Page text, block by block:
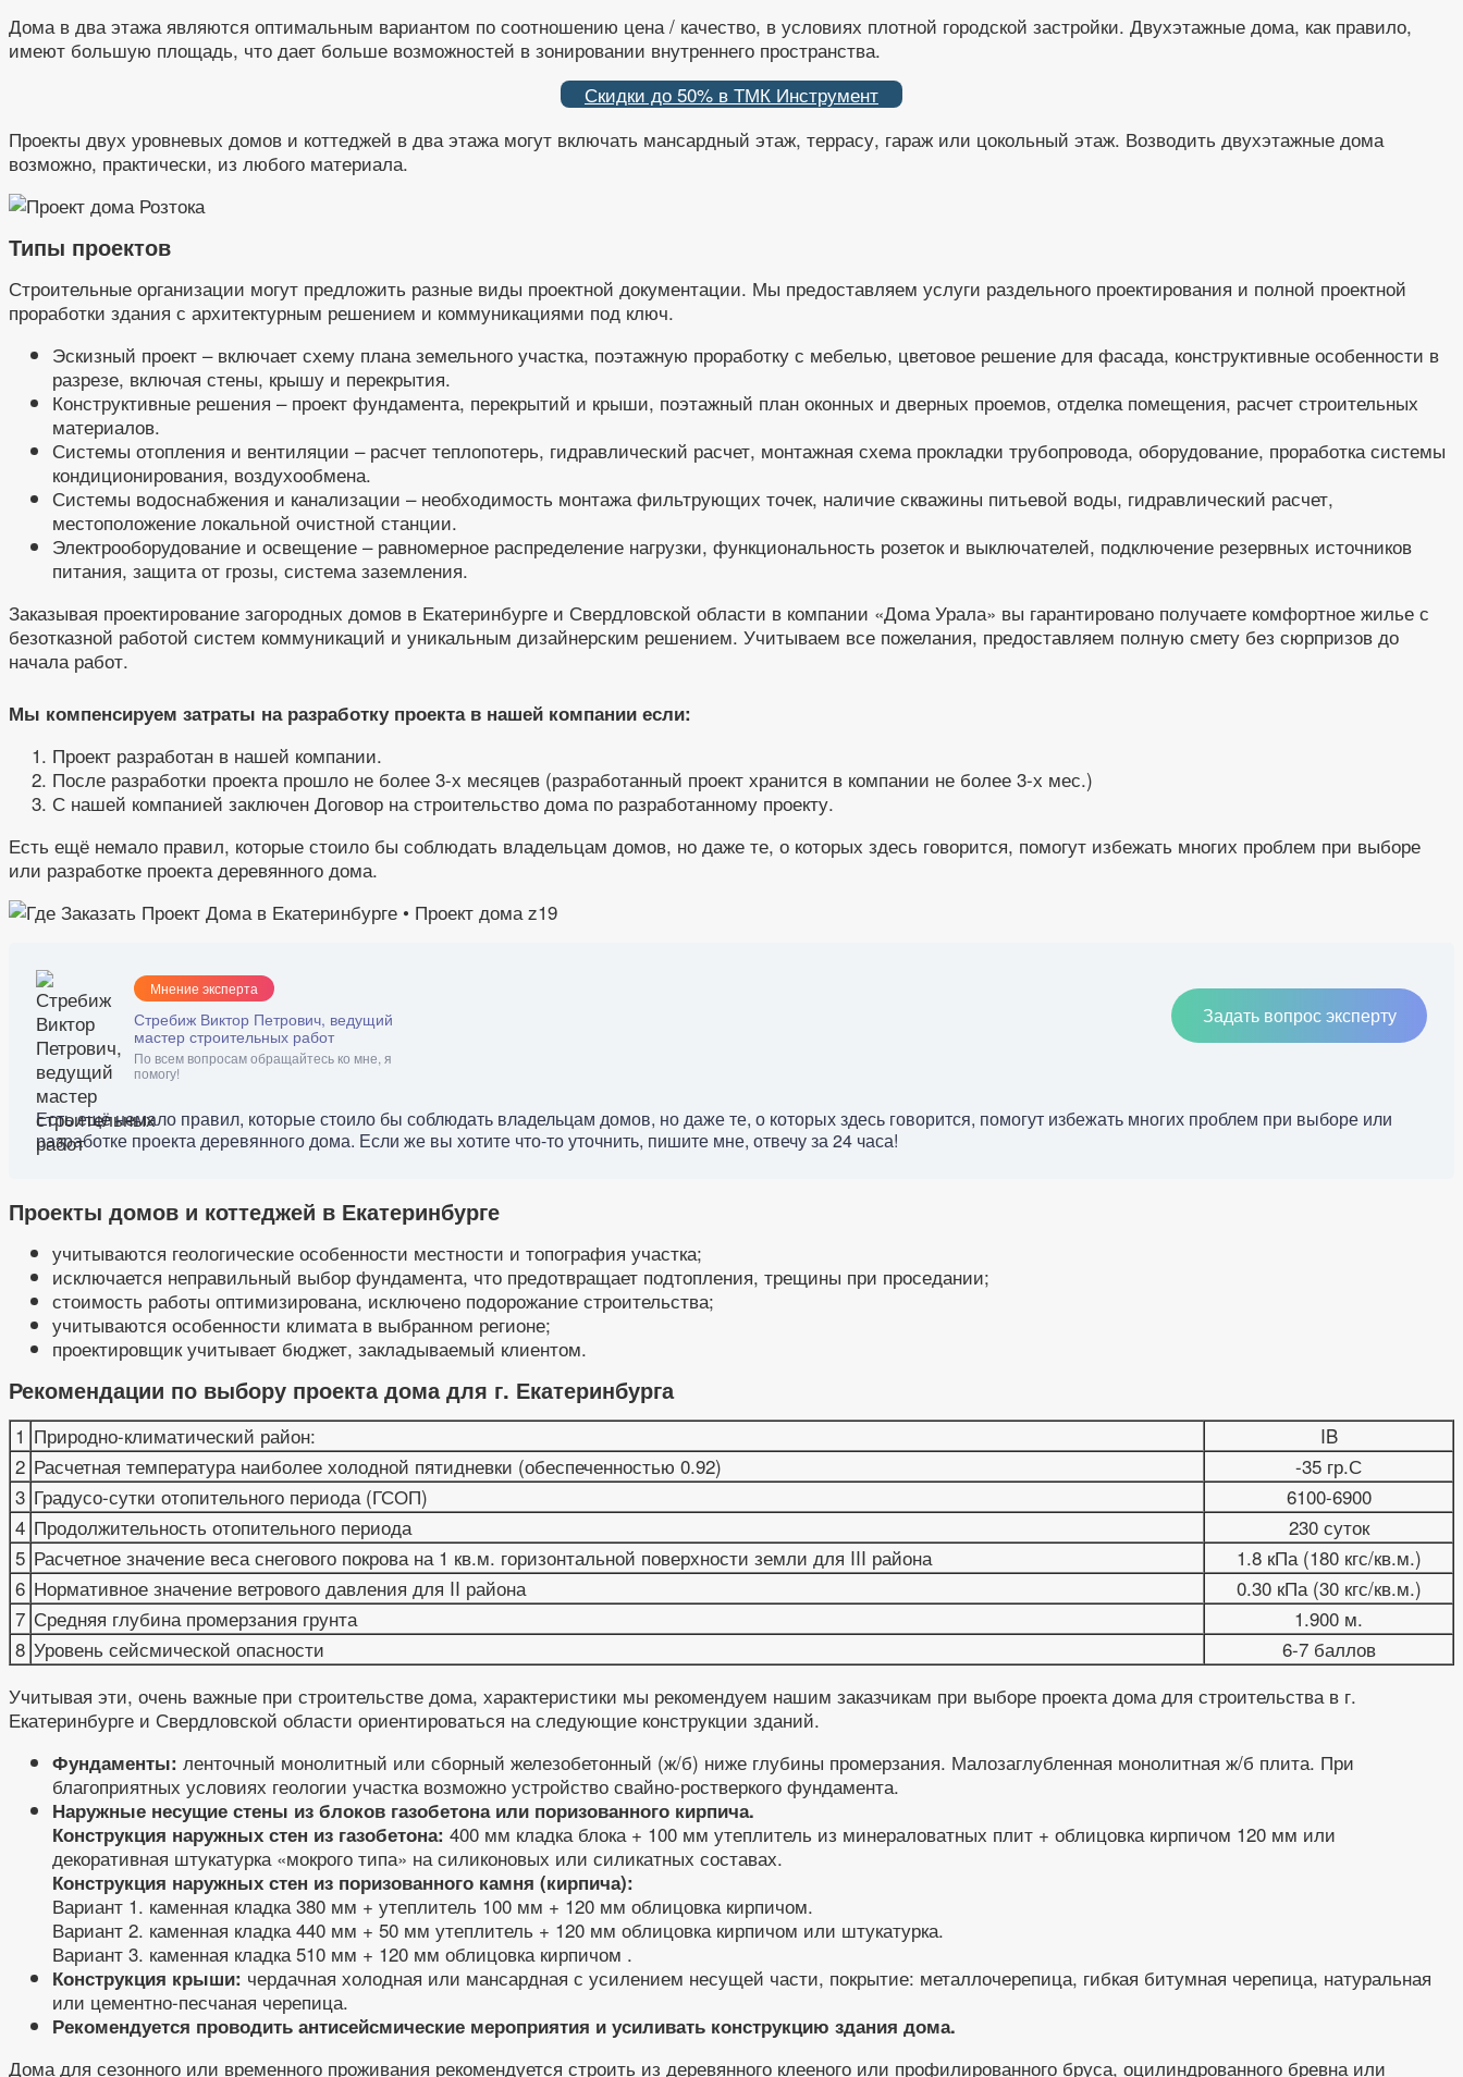
Дома в два этажа являются оптимальным вариантом по соотношению цена / качество, в условиях плотной городской застройки. Двухэтажные дома, как правило,
имеют большую площадь, что дает больше возможностей в зонировании внутреннего пространства.
Скидки до 50% в ТМК Инструмент
Проекты двух уровневых домов и коттеджей в два этажа могут включать мансардный этаж, террасу, гараж или цокольный этаж. Возводить двухэтажные дома
возможно, практически, из любого материала.
Типы проектов
Строительные организации могут предложить разные виды проектной документации. Мы предоставляем услуги раздельного проектирования и полной проектной
проработки здания с архитектурным решением и коммуникациями под ключ.
Эскизный проект – включает схему плана земельного участка, поэтажную проработку с мебелью, цветовое решение для фасада, конструктивные особенности в
разрезе, включая стены, крышу и перекрытия.
Конструктивные решения – проект фундамента, перекрытий и крыши, поэтажный план оконных и дверных проемов, отделка помещения, расчет строительных
материалов.
Системы отопления и вентиляции – расчет теплопотерь, гидравлический расчет, монтажная схема прокладки трубопровода, оборудование, проработка системы
кондиционирования, воздухообмена.
Системы водоснабжения и канализации – необходимость монтажа фильтрующих точек, наличие скважины питьевой воды, гидравлический расчет,
местоположение локальной очистной станции.
Электрооборудование и освещение – равномерное распределение нагрузки, функциональность розеток и выключателей, подключение резервных источников
питания, защита от грозы, система заземления.
Заказывая проектирование загородных домов в Екатеринбурге и Свердловской области в компании «Дома Урала» вы гарантировано получаете комфортное жилье с
безотказной работой систем коммуникаций и уникальным дизайнерским решением. Учитываем все пожелания, предоставляем полную смету без сюрпризов до
начала работ.
Мы компенсируем затраты на разработку проекта в нашей компании если:
Проект разработан в нашей компании.
После разработки проекта прошло не более 3-х месяцев (разработанный проект хранится в компании не более 3-х мес.)
С нашей компанией заключен Договор на строительство дома по разработанному проекту.
Есть ещё немало правил, которые стоило бы соблюдать владельцам домов, но даже те, о которых здесь говорится, помогут избежать многих проблем при выборе
или разработке проекта деревянного дома.
Мнение эксперта
Стребиж Виктор Петрович, ведущий
мастер строительных работ
По всем вопросам обращайтесь ко мне, я
помогу!
Задать вопрос эксперту
Есть ещё немало правил, которые стоило бы соблюдать владельцам домов, но даже те, о которых здесь говорится, помогут избежать многих проблем при выборе или
разработке проекта деревянного дома. Если же вы хотите что-то уточнить, пишите мне, отвечу за 24 часа!
Проекты домов и коттеджей в Екатеринбурге
учитываются геологические особенности местности и топография участка;
исключается неправильный выбор фундамента, что предотвращает подтопления, трещины при проседании;
стоимость работы оптимизирована, исключено подорожание строительства;
учитываются особенности климата в выбранном регионе;
проектировщик учитывает бюджет, закладываемый клиентом.
Рекомендации по выбору проекта дома для г. Екатеринбурга
1 Природно-климатический район:
IB
2 Расчетная температура наиболее холодной пятидневки (обеспеченностью 0.92)
-35 гр.С
3 Градусо-сутки отопительного периода (ГСОП)
6100-6900
4 Продолжительность отопительного периода
230 суток
5 Расчетное значение веса снегового покрова на 1 кв.м. горизонтальной поверхности земли для III района
1.8 кПа (180 кгс/кв.м.)
6 Нормативное значение ветрового давления для II района
0.30 кПа (30 кгс/кв.м.)
7 Средняя глубина промерзания грунта
1.900 м.
8 Уровень сейсмической опасности
6-7 баллов
Учитывая эти, очень важные при строительстве дома, характеристики мы рекомендуем нашим заказчикам при выборе проекта дома для строительства в г.
Екатеринбурге и Свердловской области ориентироваться на следующие конструкции зданий.
Фундаменты: ленточный монолитный или сборный железобетонный (ж/б) ниже глубины промерзания. Малозаглубленная монолитная ж/б плита. При
благоприятных условиях геологии участка возможно устройство свайно-ростверкого фундамента.
Наружные несущие стены из блоков газобетона или поризованного кирпича.
Конструкция наружных стен из газобетона: 400 мм кладка блока + 100 мм утеплитель из минераловатных плит + облицовка кирпичом 120 мм или
декоративная штукатурка «мокрого типа» на силиконовых или силикатных составах.
Конструкция наружных стен из поризованного камня (кирпича):
Вариант 1. каменная кладка 380 мм + утеплитель 100 мм + 120 мм облицовка кирпичом.
Вариант 2. каменная кладка 440 мм + 50 мм утеплитель + 120 мм облицовка кирпичом или штукатурка.
Вариант 3. каменная кладка 510 мм + 120 мм облицовка кирпичом .
Конструкция крыши: чердачная холодная или мансардная с усилением несущей части, покрытие: металлочерепица, гибкая битумная черепица, натуральная
или цементно-песчаная черепица.
Рекомендуется проводить антисейсмические мероприятия и усиливать конструкцию здания дома.
Дома для сезонного или временного проживания рекомендуется строить из деревянного клееного или профилированного бруса, оцилиндрованного бревна или